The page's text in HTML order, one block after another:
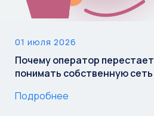
01 июля 2026
Почему оператор перестает
понимать собственную сеть
Подробнее